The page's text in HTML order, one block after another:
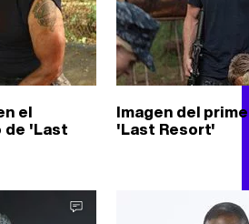
el
de 'Last
Imagen del
'Last Resort'